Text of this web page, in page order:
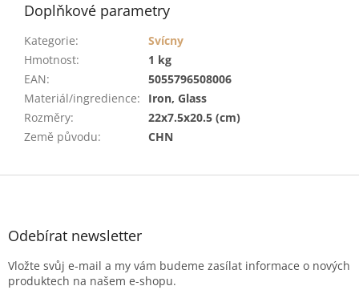
Doplňkové parametry
Kategorie:
Svícny
Hmotnost:
1 kg
EAN:
5055796508006
Materiál/ingredience:
Iron, Glass
Rozměry:
22x7.5x20.5 (cm)
Země původu: CHN
Z
Odebírat newsletter
Vložte svůj e-mail a my vám budeme zasílat informace o nových
produktech na našem e-shopu.